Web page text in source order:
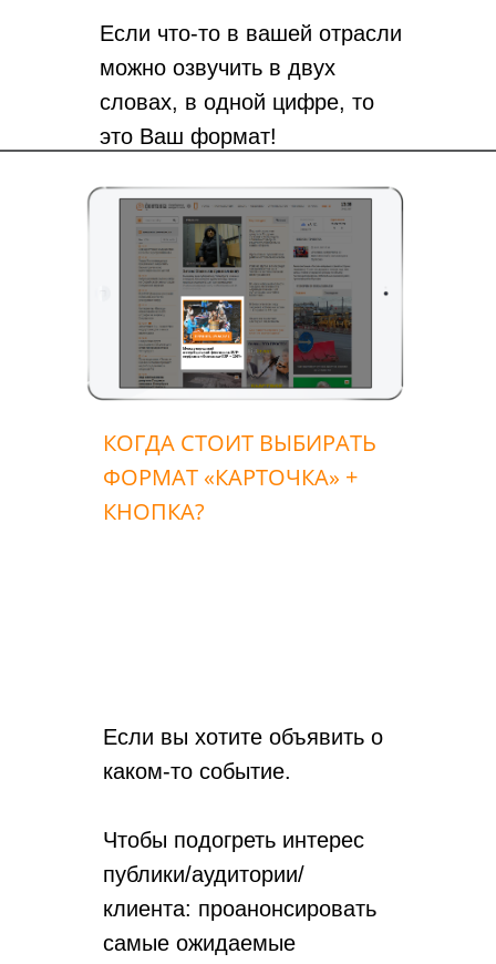
Если что-то в вашей отрасли
можно озвучить в двух
словах, в одной цифре, то
это Ваш формат!
КОГДА СТОИТ ВЫБИРАТЬ
ФОРМАТ «КАРТОЧКА» +
КНОПКА?
Если вы хотите объявить о
каком-то событие.
Чтобы подогреть интерес
публики/аудитории/
клиента: проанонсировать
самые ожидаемые